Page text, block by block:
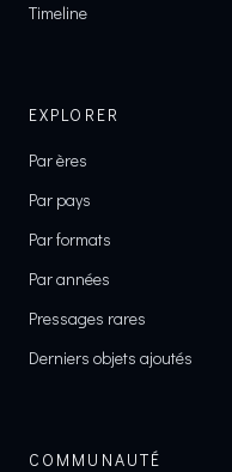
Timeline
EXPLORER
Par ères
Par pays
Par formats
Par années
Pressages rares
Derniers objets ajoutés
COMMUNAUTÉ